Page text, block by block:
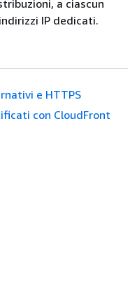
a ciascun
IP dedicati.
e HTTPS
con CloudFront